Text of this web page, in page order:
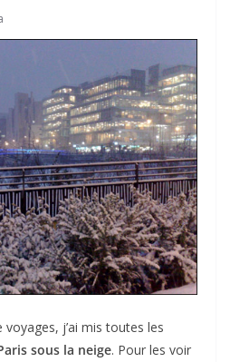
j’ai mis toutes les
sous la neige. Pour les voir